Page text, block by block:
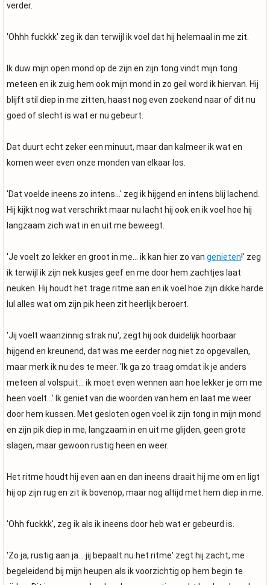
verder.
'Ohhh fuckkk' zeg ik dan terwijl ik voel dat hij helemaal in me zit.
Ik duw mijn open mond op de zijn en zijn tong vindt mijn tong
meteen en ik zuig hem ook mijn mond in zo geil word ik hiervan. Hij
blijft stil diep in me zitten, haast nog even zoekend naar of dit nu
goed of slecht is wat er nu gebeurt.
Dat duurt echt zeker een minuut, maar dan kalmeer ik wat en
komen weer even onze monden van elkaar los.
'Dat voelde ineens zo intens...' zeg ik hijgend en intens blij lachend.
Hij kijkt nog wat verschrikt maar nu lacht hij ook en ik voel hoe hij
langzaam zich wat in en uit me beweegt.
'Je voelt zo lekker en groot in me... ik kan hier zo van genieten!' zeg
ik terwijl ik zijn nek kusjes geef en me door hem zachtjes laat
neuken. Hij houdt het trage ritme aan en ik voel hoe zijn dikke harde
lul alles wat om zijn pik heen zit heerlijk beroert.
'Jij voelt waanzinnig strak nu', zegt hij ook duidelijk hoorbaar
hijgend en kreunend, dat was me eerder nog niet zo opgevallen,
maar merk ik nu des te meer. 'Ik ga zo traag omdat ik je anders
meteen al volspuit... ik moet even wennen aan hoe lekker je om me
heen voelt...' Ik geniet van die woorden van hem en laat me weer
door hem kussen. Met gesloten ogen voel ik zijn tong in mijn mond
en zijn pik diep in me, langzaam in en uit me glijden, geen grote
slagen, maar gewoon rustig heen en weer.
Het ritme houdt hij even aan en dan ineens draait hij me om en ligt
hij op zijn rug en zit ik bovenop, maar nog altijd met hem diep in me.
'Ohh fuckkk', zeg ik als ik ineens door heb wat er gebeurd is.
'Zo ja, rustig aan ja... jij bepaalt nu het ritme' zegt hij zacht, me
begeleidend bij mijn heupen als ik voorzichtig op hem begin te